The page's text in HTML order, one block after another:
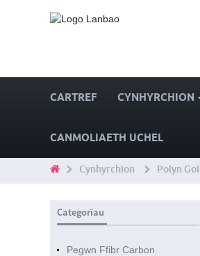
CARTREF CYNHYRCHION
CANMOLIAETH UCHEL
Cynhyrchion Polyn
Categorïau
Pegwn Ffibr Carbon